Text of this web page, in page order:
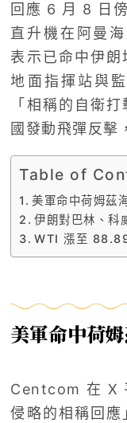
回應 6 月 8 日
直升機在阿曼
表示已命中伊朗
地面指揮站與
「相稱的自衛
國發動飛彈反擊
Table of
美軍命中荷姆茲
伊朗對巴林、科
WTI 漲至
美軍命中荷
Centcom 在 X
侵略的相稱回應